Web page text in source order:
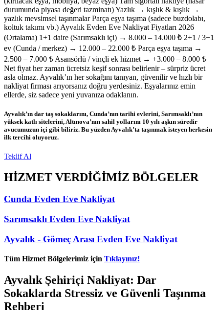
durumunda piyasa değeri tazminatı) Yazlık → kışlık & kışlık →
yazlık mevsimsel taşınmalar Parça eşya taşıma (sadece buzdolabı,
koltuk takımı vb.) Ayvalık Evden Eve Nakliyat Fiyatları 2026
(Ortalama) 1+1 daire (Sarımsaklı içi) → 8.000 – 14.000 ₺ 2+1 / 3+1
ev (Cunda / merkez) → 12.000 – 22.000 ₺ Parça eşya taşıma →
2.500 – 7.000 ₺ Asansörlü / vinçli ek hizmet → +3.000 – 8.000 ₺
Net fiyat her zaman ücretsiz keşif sonrası belirlenir – sürpriz ücret
asla olmaz. Ayvalık’ın her sokağını tanıyan, güvenilir ve hızlı bir
nakliyat firması arıyorsanız doğru yerdesiniz. Eşyalarınız emin
ellerde, siz sadece yeni yuvanıza odaklanın.
Ayvalık’ın dar taş sokaklarını, Cunda’nın tarihi evlerini, Sarımsaklı’nın
yüksek katlı sitelerini, Altınova’nın sahil yollarını 10 yılı aşkın süredir
avucumuzun içi gibi biliriz. Bu yüzden Ayvalık’ta taşınmak isteyen herkesin
ilk tercihi oluyoruz.
Teklif Al
HİZMET VERDİĞİMİZ BÖLGELER
Cunda Evden Eve Nakliyat
Sarımsaklı Evden Eve Nakliyat
Ayvalık - Gömeç Arası Evden Eve Nakliyat
Tüm Hizmet Bölgelerimiz için Tıklayınız!
Ayvalık Şehiriçi Nakliyat: Dar
Sokaklarda Stressiz ve Güvenli Taşınma
Rehberi